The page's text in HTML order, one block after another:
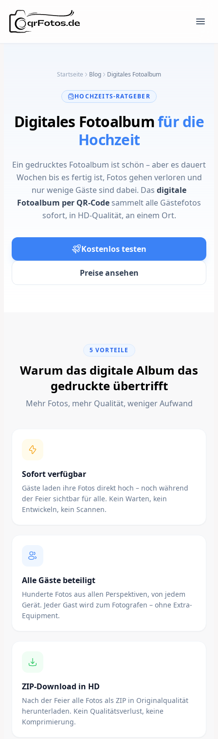
Startseite Blog Digitales Fotoalbum
HOCHZEITS-RATGEBER
Digitales Fotoalbumfür die
Hochzeit
Ein gedrucktes Fotoalbum ist schön – aber es dauert
Wochen bis es fertig ist, Fotos gehen verloren und
nur wenige Gäste sind dabei. Das digitale
Fotoalbum per QR-Codesammelt alle Gästefotos
sofort, in HD-Qualität, an einem Ort.
Kostenlos testen
Preise ansehen
5 VORTEILE
Warum das digitale Album das
gedruckte übertrifft
Mehr Fotos, mehr Qualität, weniger Aufwand
Sofort verfügbar
Gäste laden ihre Fotos direkt hoch – noch während
der Feier sichtbar für alle. Kein Warten, kein
Entwickeln, kein Scannen.
Alle Gäste beteiligt
Hunderte Fotos aus allen Perspektiven, von jedem
Gerät. Jeder Gast wird zum Fotografen – ohne Extra-
Equipment.
ZIP-Download in HD
Nach der Feier alle Fotos als ZIP in Originalqualität
herunterladen. Kein Qualitätsverlust, keine
Komprimierung.